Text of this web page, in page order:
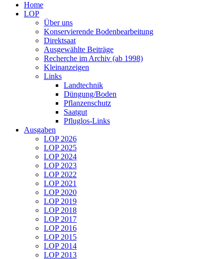
Home
LOP
Über uns
Konservierende Bodenbearbeitung
Direktsaat
Ausgewählte Beiträge
Recherche im Archiv (ab 1998)
Kleinanzeigen
Links
Landtechnik
Düngung/Boden
Pflanzenschutz
Saatgut
Pfluglos-Links
Ausgaben
LOP 2026
LOP 2025
LOP 2024
LOP 2023
LOP 2022
LOP 2021
LOP 2020
LOP 2019
LOP 2018
LOP 2017
LOP 2016
LOP 2015
LOP 2014
LOP 2013